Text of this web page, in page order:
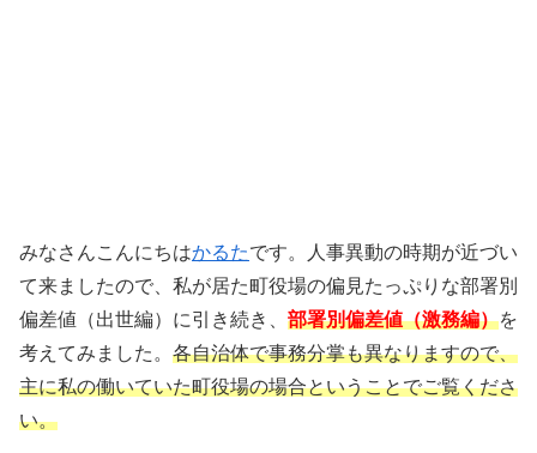
みなさんこんにちはかるたです。人事異動の時期が近づい
て来ましたので、私が居た町役場の偏見たっぷりな部署別
偏差値（出世編）に引き続き、 部署別偏差値（激務編）を
考えてみました。 各自治体で事務分掌も異なりますので、
主に私の働いていた町役場の場合ということでご覧くださ
い。